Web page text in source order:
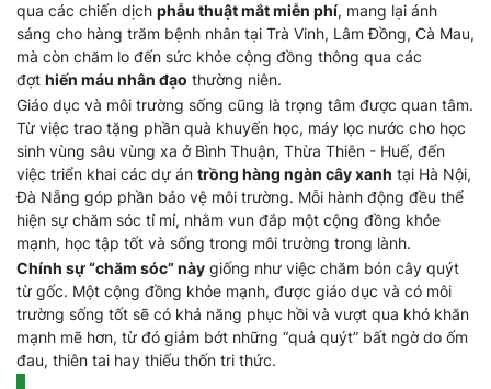
qua các chiến dịch phẫu thuật mắt miễn phí, mang lại ánh
sáng cho hàng trăm bệnh nhân tại Trà Vinh, Lâm Đồng, Cà Mau,
mà còn chăm lo đến sức khỏe cộng đồng thông qua các
đợt hiến máu nhân đạo thường niên.
Giáo dục và môi trường sống cũng là trọng tâm được quan tâm.
Từ việc trao tặng phần quà khuyến học, máy lọc nước cho học
sinh vùng sâu vùng xa ở Bình Thuận, Thừa Thiên - Huế, đến
việc triển khai các dự án trồng hàng ngàn cây xanh tại Hà Nội,
Đà Nẵng góp phần bảo vệ môi trường. Mỗi hành động đều thể
hiện sự chăm sóc tỉ mỉ, nhằm vun đắp một cộng đồng khỏe
mạnh, học tập tốt và sống trong môi trường trong lành.
Chính sự “chăm sóc” này giống như việc chăm bón cây quýt
từ gốc. Một cộng đồng khỏe mạnh, được giáo dục và có môi
trường sống tốt sẽ có khả năng phục hồi và vượt qua khó khăn
mạnh mẽ hơn, từ đó giảm bớt những “quả quýt” bất ngờ do ốm
đau, thiên tai hay thiếu thốn tri thức.